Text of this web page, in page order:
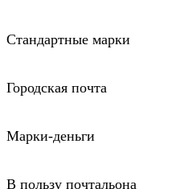
Стандартные марки
Городская почта
Марки-деньги
В пользу почтальона